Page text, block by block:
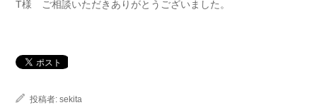
T様 ご相談いただきありがとうございました。
投稿者: sekita